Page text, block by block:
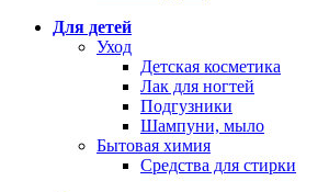
Для детей
Уход
Детская косметика
Лак для ногтей
Подгузники
Шампуни, мыло
Бытовая химия
Средства для стирки